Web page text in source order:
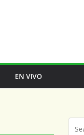
EN VIVO